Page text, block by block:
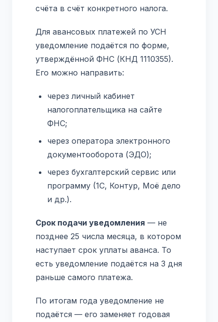
счёта в счёт конкретного налога.
Для авансовых платежей по УСН
уведомление подаётся по форме,
утверждённой ФНС (КНД 1110355).
Его можно направить:
через личный кабинет
налогоплательщика на сайте
ФНС;
через оператора электронного
документооборота (ЭДО);
через бухгалтерский сервис или
программу (1С, Контур, Моё дело
и др.).
Срок подачи уведомления — не
позднее 25 числа месяца, в котором
наступает срок уплаты аванса. То
есть уведомление подаётся на 3 дня
раньше самого платежа.
По итогам года уведомление не
подаётся — его заменяет годовая